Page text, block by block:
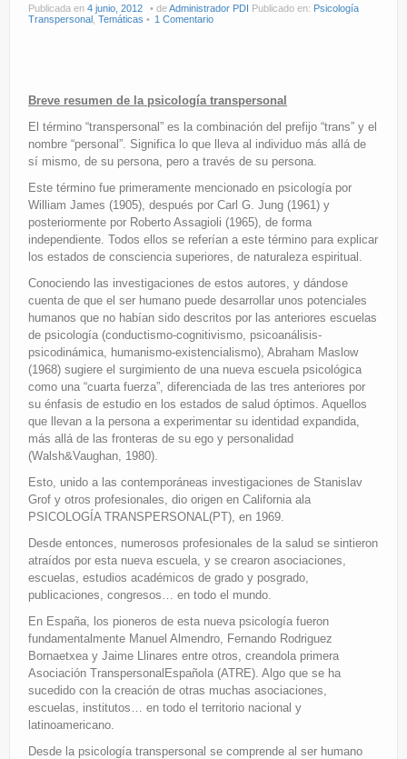
Publicada en 4 junio, 2012 deAdministrador PDI Publicado en: Psicología
Transpersonal Temáticas 1 Comentario
Breve resumen de la psicología transpersonal
El término “transpersonal” es la combinación del prefijo “trans” y el
nombre “personal”. Significa lo que lleva al individuo más allá de
sí mismo, de su persona, pero a través de su persona.
Este término fue primeramente mencionado en psicología por
William James (1905), después por Carl G. Jung (1961) y
posteriormente por Roberto Assagioli (1965), de forma
independiente. Todos ellos se referían a este término para explicar
los estados de consciencia superiores, de naturaleza espiritual.
Conociendo las investigaciones de estos autores, y dándose
cuenta de que el ser humano puede desarrollar unos potenciales
humanos que no habían sido descritos por las anteriores escuelas
de psicología (conductismo-cognitivismo, psicoanálisis-
psicodinámica, humanismo-existencialismo), Abraham Maslow
(1968) sugiere el surgimiento de una nueva escuela psicológica
como una “cuarta fuerza”, diferenciada de las tres anteriores por
su énfasis de estudio en los estados de salud óptimos. Aquellos
que llevan a la persona a experimentar su identidad expandida,
más allá de las fronteras de su ego y personalidad
(Walsh&Vaughan, 1980).
Esto, unido a las contemporáneas investigaciones de Stanislav
Grof y otros profesionales, dio origen en California ala
PSICOLOGÍA TRANSPERSONAL(PT), en 1969.
Desde entonces, numerosos profesionales de la salud se sintieron
atraídos por esta nueva escuela, y se crearon asociaciones,
escuelas, estudios académicos de grado y posgrado,
publicaciones, congresos… en todo el mundo.
En España, los pioneros de esta nueva psicología fueron
fundamentalmente Manuel Almendro, Fernando Rodriguez
Bornaetxea y Jaime Llinares entre otros, creandola primera
Asociación TranspersonalEspañola (ATRE). Algo que se ha
sucedido con la creación de otras muchas asociaciones,
escuelas, institutos… en todo el territorio nacional y
latinoamericano.
Desde la psicología transpersonal se comprende al ser humano